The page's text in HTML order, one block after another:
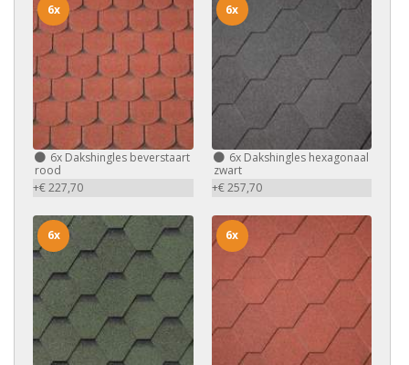
6x Dakshingles beverstaart
rood
+€ 227,70
6x
6xDakshingles hexagonaal
zwart
+€ 257,70
6x
6x 6x